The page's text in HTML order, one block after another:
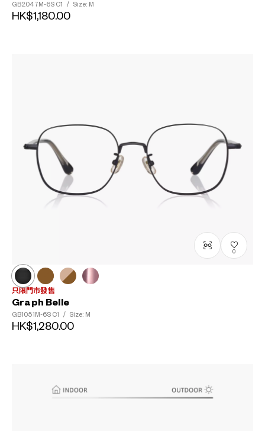
GB2047M-6S C1 / Size: M
HK$1,180.00
0
只限門市發售
Graph Belle
GB1051M-6S C1 / Size: M
HK$1,280.00